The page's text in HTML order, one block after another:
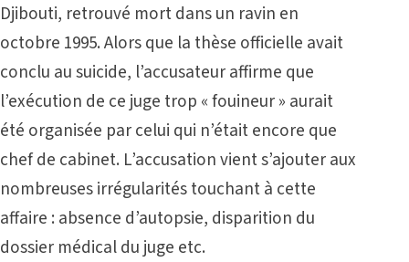
Djibouti, retrouvé mort dans un ravin en
octobre 1995. Alors que la thèse officielle avait
conclu au suicide, l’accusateur affirme que
l’exécution de ce juge trop « fouineur » aurait
été organisée par celui qui n’était encore que
chef de cabinet. L’accusation vient s’ajouter aux
nombreuses irrégularités touchant à cette
affaire : absence d’autopsie, disparition du
dossier médical du juge etc.